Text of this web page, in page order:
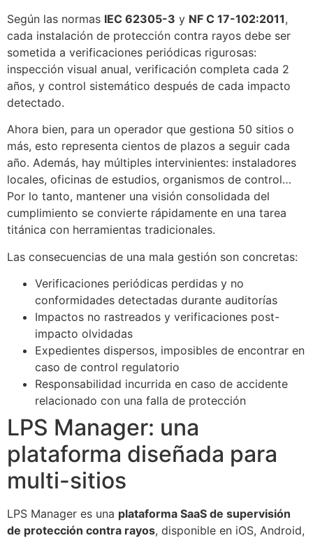
Según las normas IEC 62305-3 y NF C 17-102:2011,
cada instalación de protección contra rayos debe ser
sometida a verificaciones periódicas rigurosas:
inspección visual anual, verificación completa cada 2
años, y control sistemático después de cada impacto
detectado.
Ahora bien, para un operador que gestiona 50 sitios o
más, esto representa cientos de plazos a seguir cada
año. Además, hay múltiples intervinientes: instaladores
locales, oficinas de estudios, organismos de control…
Por lo tanto, mantener una visión consolidada del
cumplimiento se convierte rápidamente en una tarea
titánica con herramientas tradicionales.
Las consecuencias de una mala gestión son concretas:
Verificaciones periódicas perdidas y no
conformidades detectadas durante auditorías
Impactos no rastreados y verificaciones post-
impacto olvidadas
Expedientes dispersos, imposibles de encontrar en
caso de control regulatorio
Responsabilidad incurrida en caso de accidente
relacionado con una falla de protección
LPS Manager: una
plataforma diseñada para
multi-sitios
LPS Manager es una plataforma SaaS de supervisión
de protección contra rayos, disponible en iOS, Android,